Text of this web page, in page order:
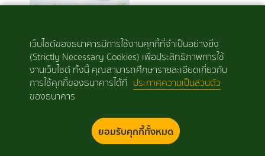
Tags
ประชาสัมพันธ์,
โปรโมชั่นใหม่
เว็บไซต์ของธนาคารมีการใช้งานคุกกี้ที่จำเป็นอย่างยิ่ง
(Strictly Necessary Cookies) เพื่อประสิทธิภาพการใช้
งานเว็บไซต์ ทั้งนี้ คุณสามารถศึกษารายละเอียดเกี่ยวกับ
การใช้คุกกี้ของธนาคารได้ที่ ประกาศความเป็นส่วนตัว
ของธนาคาร
ยอมรับคุกกี้ทั้งหมด